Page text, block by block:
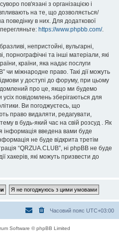
пов'язані з організацією і
на те, що дозволяється/
поведінку в них. Для додаткової
https://www.phpbb.com/.
непристойні, вульгарні,
порнографічні та інші матеріали, які
країни, яка надає послуги
чи міжнародне право. Такі дії можуть
у доступі до форуму, при цьому
про це, якщо ми будемо
повідомлень зберігаються для
Ви погоджуєтесь, що
право видаляти, редагувати,
в будь-який час на свій розсуд . Як
інформація введена вами буде
не буде відкрита третім
“QRZUA.CLUB”, ні phpBB не буде
хакерів, які можуть призвести до
Часовий пояс UTC+03:00
Software © phpBB Limited